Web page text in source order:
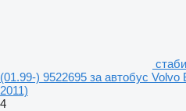
(01.99-) 9522695 за автобус
2011)
4